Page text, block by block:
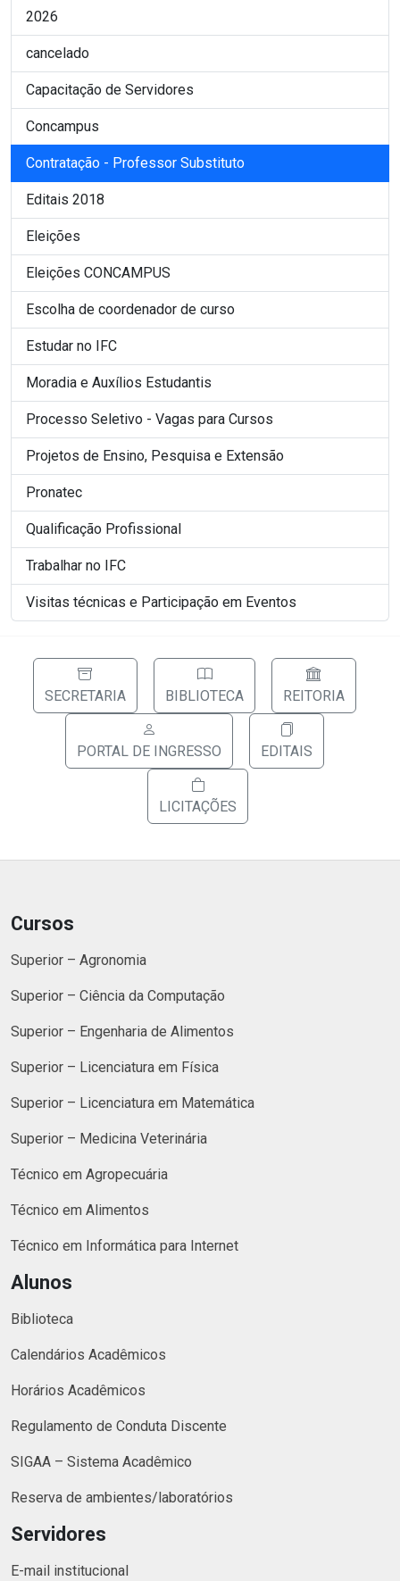
2026
cancelado
Capacitação de Servidores
Concampus
Contratação - Professor Substituto
Editais 2018
Eleições
Eleições CONCAMPUS
Escolha de coordenador de curso
Estudar no IFC
Moradia e Auxílios Estudantis
Processo Seletivo - Vagas para Cursos
Projetos de Ensino, Pesquisa e Extensão
Pronatec
Qualificação Profissional
Trabalhar no IFC
Visitas técnicas e Participação em Eventos
SECRETARIA BIBLIOTECA REITORIA
PORTAL DE INGRESSO EDITAIS
LICITAÇÕES
Cursos
Superior – Agronomia
Superior – Ciência da Computação
Superior – Engenharia de Alimentos
Superior – Licenciatura em Física
Superior – Licenciatura em Matemática
Superior – Medicina Veterinária
Técnico em Agropecuária
Técnico em Alimentos
Técnico em Informática para Internet
Alunos
Biblioteca
Calendários Acadêmicos
Horários Acadêmicos
Regulamento de Conduta Discente
SIGAA – Sistema Acadêmico
Reserva de ambientes/laboratórios
Servidores
E-mail institucional